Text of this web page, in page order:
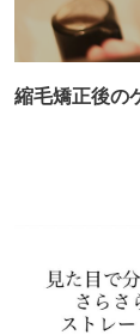
縮毛矯正後の